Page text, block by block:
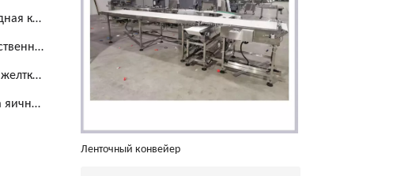
Кондитерская и шоколадная кухня
Кондитерская производственная линия
Машина для отделения желтка от яиц
Машина для сепаратора яичного желтка
Ленточный конвейер